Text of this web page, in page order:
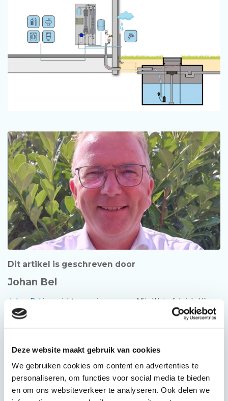
Deze website maakt gebruik van cookies
We gebruiken cookies om content en advertenties te
personaliseren, om functies voor social media te bieden
en om ons websiteverkeer te analyseren. Ook delen we
Dit artikel is geschreven door
Johan Bel
Johan Bel is oprichter en eigenaar van Mijn Waterfabriek. Hij
wordt gedreven om mensen, bedrijven en organisaties te
opgebouwd over het (her)gebruik van regenwater en grijswater
geweldig team aan mensen bij Mijn Waterfabriek.
Johan heeft een universitaire achtergrond en werkervaring in